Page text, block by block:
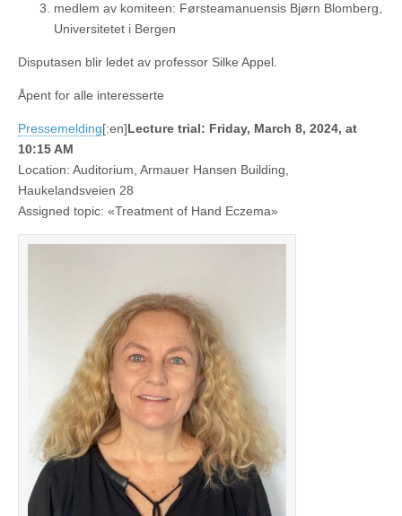
medlem av komiteen: Førsteamanuensis Bjørn Blomberg,
Universitetet i Bergen
Disputasen blir ledet av professor Silke Appel.
Åpent for alle interesserte
Pressemelding[:en]Lecture trial: Friday, March 8, 2024, at
10:15 AM
Location: Auditorium, Armauer Hansen Building,
Haukelandsveien 28
Assigned topic: «Treatment of Hand Eczema»